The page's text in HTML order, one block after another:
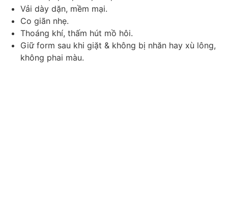
Vải dày dặn, mềm mại.
Co giãn nhẹ.
Thoáng khí, thấm hút mồ hôi.
Giữ form sau khi giặt & không bị nhăn hay xù lông,
không phai màu.